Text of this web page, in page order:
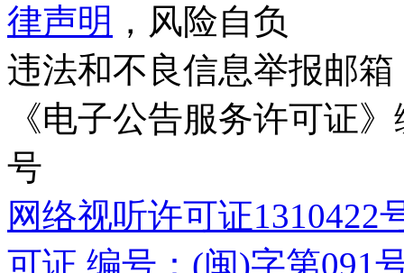
律声明 ，风险自负
违法和不良信息举报邮箱
《电子公告服务许可证
号
网络视听许可证1310422
可证 编号：(闽)字第091